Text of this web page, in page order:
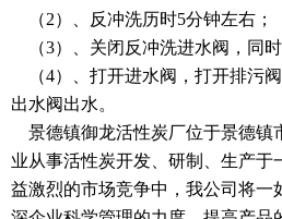
（2）、反冲洗历时5分钟左右；
（3）、关闭反冲洗进水阀，同时
（4）、打开进水阀，打开排污
出水阀出水。
景德镇御龙活性炭厂位于景德镇
业从事活性炭开发、研制、生产于
益激烈的市场竞争中，我公司将一